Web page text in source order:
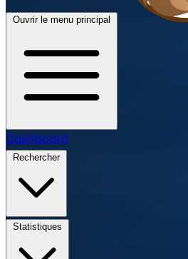
Ouvrir le menu principal
Dashboard
Rechercher
Statistiques